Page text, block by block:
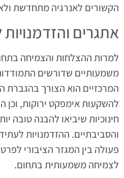
הקשורים לאנרגיה מתחדשת
אתגרים
למרות ההצלחות והצמיחה
משמעותיים שדורשים
המרכזיים הוא הצורך בהגברת
להשקעות אימפקט ירוקות, וכן
חינוכיות שיביאו להבנה טובה
והסביבתיים. ההזדמנויות
פעולה בין המגזר הציבורי
לצמיחה משמעותית בתחום.